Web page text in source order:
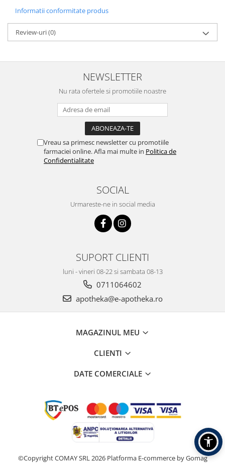
Informatii conformitate produs
Review-uri(0)
NEWSLETTER
Nu rata ofertele si promotiile noastre
Vreau sa primesc newsletter cu promotiile
farmaciei online. Afla mai multe in Politica de
Confidentialitate
SOCIAL
Urmareste-ne in social media
SUPORT CLIENTI
luni - vineri 08-22 si sambata 08-13
0711064602
apotheka@e-apotheka.ro
MAGAZINUL MEU
CLIENTI
DATE COMERCIALE
©Copyright COMAY SRL 2026 Platforma E-commerce by Gomag